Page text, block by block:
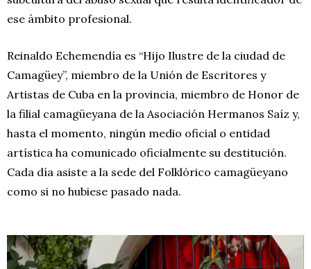
ese ámbito profesional.
Reinaldo Echemendía es “Hijo Ilustre de la ciudad de
Camagüey”, miembro de la Unión de Escritores y
Artistas de Cuba en la provincia, miembro de Honor de
la filial camagüeyana de la Asociación Hermanos Saíz y,
hasta el momento, ningún medio oficial o entidad
artística ha comunicado oficialmente su destitución.
Cada día asiste a la sede del Folklórico camagüeyano
como si no hubiese pasado nada.